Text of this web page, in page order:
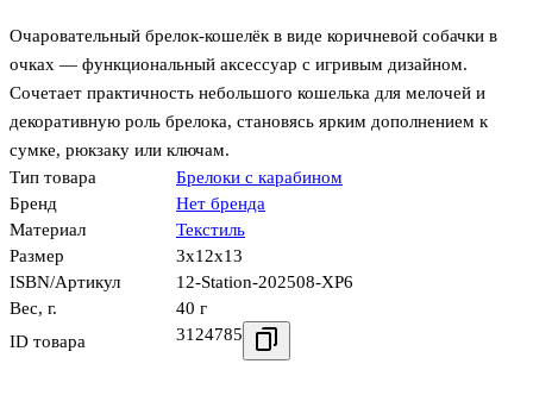
Очаровательный брелок‑кошелёк в виде коричневой собачки в
очках — функциональный аксессуар с игривым дизайном.
Сочетает практичность небольшого кошелька для мелочей и
декоративную роль брелока, становясь ярким дополнением к
сумке, рюкзаку или ключам.
Тип товара
Брелоки с карабином
Бренд
Нет бренда
Материал
Текстиль
Размер
3x12x13
ISBN/Артикул
12-Station-202508-XP6
Вес, г.
40 г
ID товара
3124785